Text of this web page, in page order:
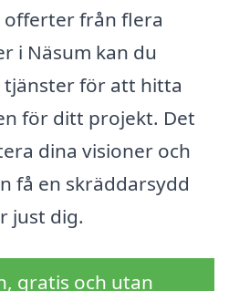
offerter från flera
i Näsum kan du
för att hitta
för ditt projekt. Det
dina visioner och
få en skräddarsydd
just dig.
gratis och utan